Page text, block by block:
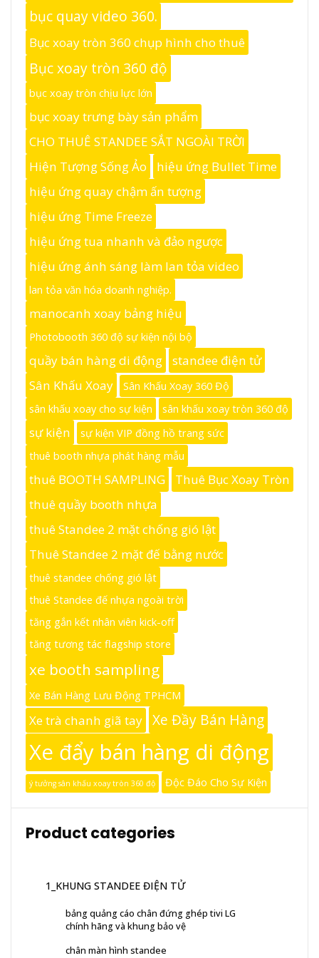
bục quay video 360.
Bục xoay tròn 360 chụp hình cho thuê
Bục xoay tròn 360 độ
bục xoay tròn chịu lực lớn
bục xoay trưng bày sản phẩm
CHO THUÊ STANDEE SẮT NGOÀI TRỜI
Hiện Tượng Sống Ảo
hiệu ứng Bullet Time
hiệu ứng quay chậm ấn tượng
hiệu ứng Time Freeze
hiệu ứng tua nhanh và đảo ngược
hiệu ứng ánh sáng làm lan tỏa video
lan tỏa văn hóa doanh nghiệp.
manocanh xoay bảng hiệu
Photobooth 360 độ sự kiện nội bộ
quầy bán hàng di động
standee điện tử
Sân Khấu Xoay
Sân Khấu Xoay 360 Độ
sân khấu xoay cho sự kiện
sân khấu xoay tròn 360 độ
sự kiện
sự kiện VIP đồng hồ trang sức
thuê booth nhựa phát hàng mẫu
thuê BOOTH SAMPLING
Thuê Bục Xoay Tròn
thuê quầy booth nhựa
thuê Standee 2 mặt chống gió lật
Thuê Standee 2 mặt đế bằng nước
thuê standee chống gió lật
thuê Standee đế nhựa ngoài trời
tăng gắn kết nhân viên kick-off
tăng tương tác flagship store
xe booth sampling
Xe Bán Hàng Lưu Động TPHCM
Xe trà chanh giã tay Xe Đầy Bán Hàng
Xe đẩy bán hàng di động
ý tưởng sân khấu xoay tròn 360 độ Độc Đáo Cho Sự Kiện
Product categories
1_KHUNG STANDEE ĐIỆN TỬ
bảng quảng cáo chân đứng ghép tivi LG
chính hãng và khung bảo vệ
chân màn hình standee